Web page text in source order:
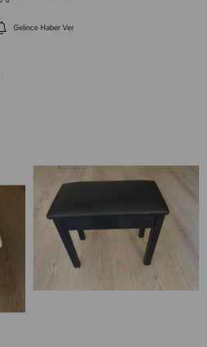
Gelince Haber Ver